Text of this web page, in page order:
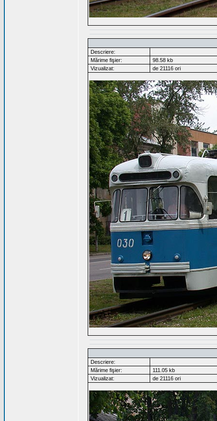
Descriere:
Mărime fişier:
98.58 kb
Vizualizat:
de 21116 ori
Descriere:
Mărime fişier:
111.05 kb
Vizualizat:
de 21116 ori